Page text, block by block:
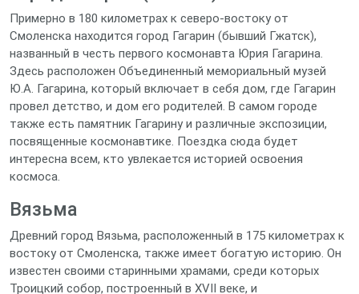
Примерно в 180 километрах к северо-востоку от
Смоленска находится город Гагарин (бывший Гжатск),
названный в честь первого космонавта Юрия Гагарина.
Здесь расположен Объединенный мемориальный музей
Ю.А. Гагарина, который включает в себя дом, где Гагарин
провел детство, и дом его родителей. В самом городе
также есть памятник Гагарину и различные экспозиции,
посвященные космонавтике. Поездка сюда будет
интересна всем, кто увлекается историей освоения
космоса.
Вязьма
Древний город Вязьма, расположенный в 175 километрах к
востоку от Смоленска, также имеет богатую историю. Он
известен своими старинными храмами, среди которых
Троицкий собор, построенный в XVII веке, и